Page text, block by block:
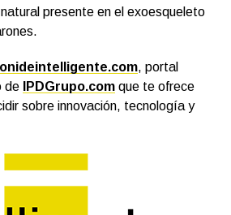
presente en el exoesqueleto
, portal
de
IPDGrupo.com que te ofrece
sobre innovación, tecnología y